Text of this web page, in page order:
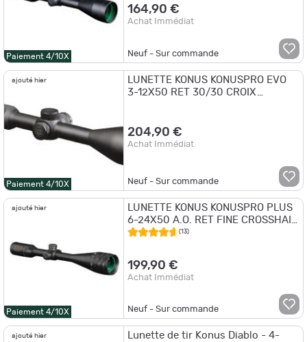
Paiement 4/10X
164,90 €
Achat Immédiat
Neuf - Sur commande
ajouté hier
Paiement 4/10X
LUNETTE KONUS KONUSPRO EVO
3-12X50 RET 30/30 CROIX
204,90 €
Achat Immédiat
Neuf - Sur commande
ajouté hier
Paiement 4/10X
LUNETTE KONUS KONUSPRO PLUS
6-24X50 A.O. RET FINE CROSSHAIR
LUMINEUX ROUGE-BLEU
(13)
199,90 €
Achat Immédiat
Neuf - Sur commande
ajouté hier
Lunette de tir Konus Diablo - 4-